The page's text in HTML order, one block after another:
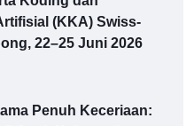
(KKA) Swiss-
22–25 Juni 2026
Penuh Keceriaan: